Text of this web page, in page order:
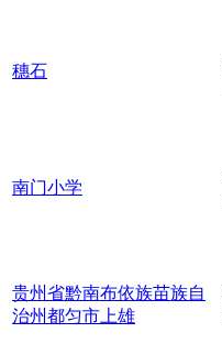
穗石
南门小学
贵州省黔南布依族苗族自
治州都匀市上雄